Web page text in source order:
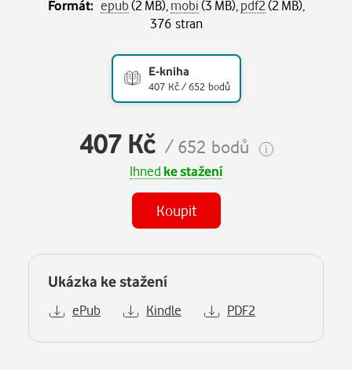
Formát: epub(2 MB), mobi(3 MB), pdf2(2 MB),
376 stran
E-kniha
407 Kč / 652 bodů
407 Kč / 652 bodů
Ihned ke stažení
Koupit
Ukázka ke stažení
ePub Kindle PDF2